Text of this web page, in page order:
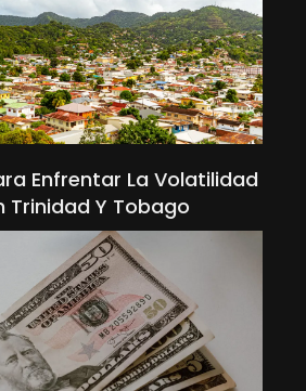
Enfrentar La Volatilidad
Trinidad Y Tobago